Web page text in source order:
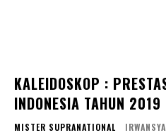
KALEIDOSKOP :
INDONESIA TAHUN 2019
MISTER SUPRANATIONAL